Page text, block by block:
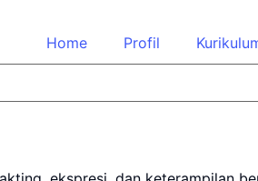
Home Profil